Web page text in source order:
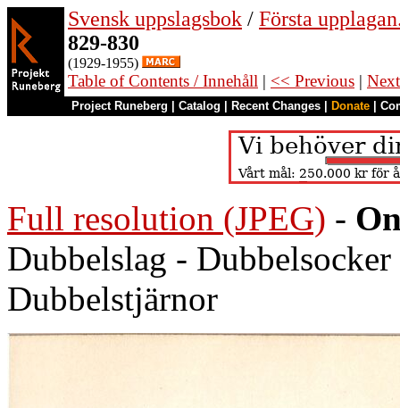
Svensk uppslagsbok / Första
829-830
(1929-1955)
Table of Contents / Innehåll | << Previous |
Project Runeberg Catalog Recent Changes Donate
Full resolution (JPEG) -
Dubbelslag -
Dubbelstjärnor